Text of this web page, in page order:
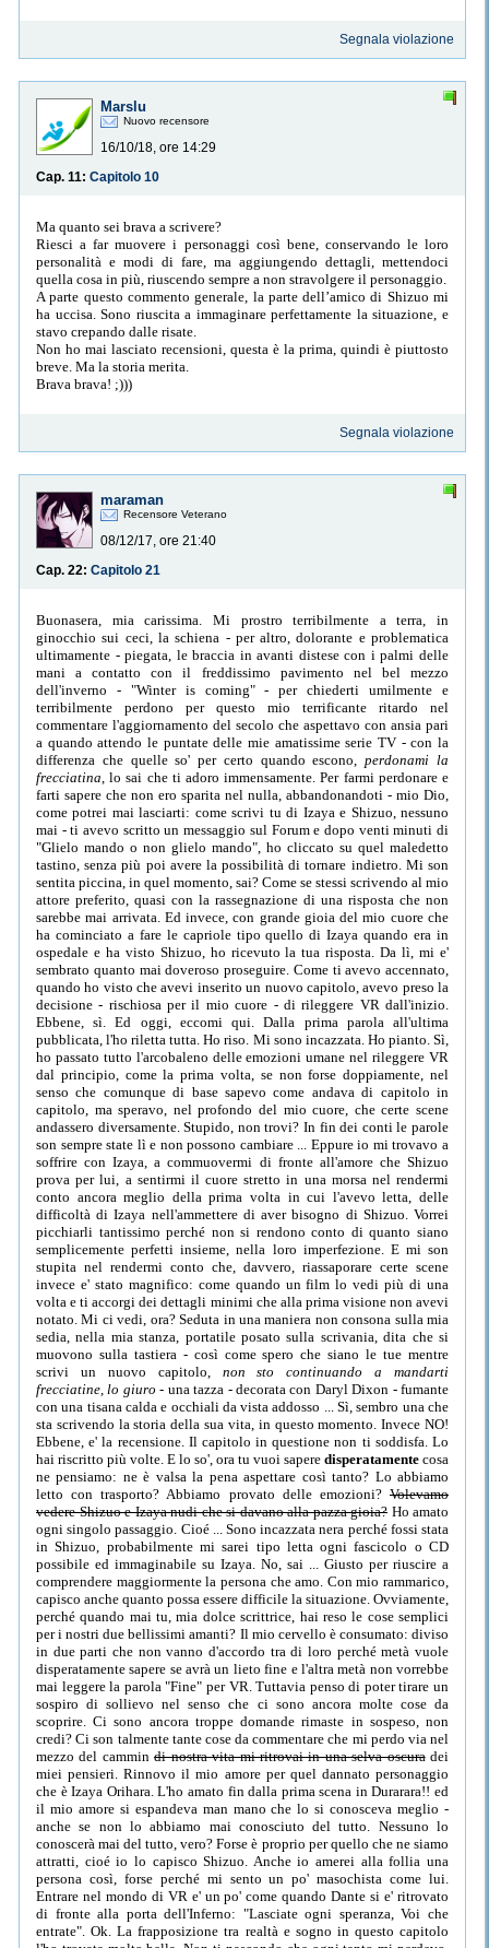
Segnala violazione
Marslu
Nuovo recensore
16/10/18, ore 14:29
Cap. 11: Capitolo 10
Ma quanto sei brava a scrivere?
Riesci a far muovere i personaggi così bene, conservando le loro
personalità e modi di fare, ma aggiungendo dettagli, mettendoci
quella cosa in più, riuscendo sempre a non stravolgere il personaggio.
A parte questo commento generale, la parte dell’amico di Shizuo mi
ha uccisa. Sono riuscita a immaginare perfettamente la situazione, e
stavo crepando dalle risate.
Non ho mai lasciato recensioni, questa è la prima, quindi è piuttosto
breve. Ma la storia merita.
Brava brava! ;)))
Segnala violazione
maraman
Recensore Veterano
08/12/17, ore 21:40
Cap. 22: Capitolo 21
Buonasera, mia carissima. Mi prostro terribilmente a terra, in
ginocchio sui ceci, la schiena - per altro, dolorante e problematica
ultimamente - piegata, le braccia in avanti distese con i palmi delle
mani a contatto con il freddissimo pavimento nel bel mezzo
dell'inverno - "Winter is coming" - per chiederti umilmente e
terribilmente perdono per questo mio terrificante ritardo nel
commentare l'aggiornamento del secolo che aspettavo con ansia pari
a quando attendo le puntate delle mie amatissime serie TV - con la
differenza che quelle so' per certo quando escono,perdonami la
frecciatina , lo sai che ti adoro immensamente. Per farmi perdonare e
farti sapere che non ero sparita nel nulla, abbandonandoti - mio Dio,
come potrei mai lasciarti: come scrivi tu di Izaya e Shizuo, nessuno
mai - ti avevo scritto un messaggio sul Forum e dopo venti minuti di
"Glielo mando o non glielo mando", ho cliccato su quel maledetto
tastino, senza più poi avere la possibilità di tornare indietro. Mi son
sentita piccina, in quel momento, sai? Come se stessi scrivendo al mio
attore preferito, quasi con la rassegnazione di una risposta che non
sarebbe mai arrivata. Ed invece, con grande gioia del mio cuore che
ha cominciato a fare le capriole tipo quello di Izaya quando era in
ospedale e ha visto Shizuo, ho ricevuto la tua risposta. Da lì, mi e'
sembrato quanto mai doveroso proseguire. Come ti avevo accennato,
quando ho visto che avevi inserito un nuovo capitolo, avevo preso la
decisione - rischiosa per il mio cuore - di rileggere VR dall'inizio.
Ebbene, sì. Ed oggi, eccomi qui. Dalla prima parola all'ultima
pubblicata, l'ho riletta tutta. Ho riso. Mi sono incazzata. Ho pianto. Sì,
ho passato tutto l'arcobaleno delle emozioni umane nel rileggere VR
dal principio, come la prima volta, se non forse doppiamente, nel
senso che comunque di base sapevo come andava di capitolo in
capitolo, ma speravo, nel profondo del mio cuore, che certe scene
andassero diversamente. Stupido, non trovi? In fin dei conti le parole
son sempre state lì e non possono cambiare ... Eppure io mi trovavo a
soffrire con Izaya, a commuovermi di fronte all'amore che Shizuo
prova per lui, a sentirmi il cuore stretto in una morsa nel rendermi
conto ancora meglio della prima volta in cui l'avevo letta, delle
difficoltà di Izaya nell'ammettere di aver bisogno di Shizuo. Vorrei
picchiarli tantissimo perché non si rendono conto di quanto siano
semplicemente perfetti insieme, nella loro imperfezione. E mi son
stupita nel rendermi conto che, davvero, riassaporare certe scene
invece e' stato magnifico: come quando un film lo vedi più di una
volta e ti accorgi dei dettagli minimi che alla prima visione non avevi
notato. Mi ci vedi, ora? Seduta in una maniera non consona sulla mia
sedia, nella mia stanza, portatile posato sulla scrivania, dita che si
muovono sulla tastiera - così come spero che siano le tue mentre
scrivi un nuovo capitolo, non sto continuando a mandarti
frecciatine, lo giuro - una tazza - decorata con Daryl Dixon - fumante
con una tisana calda e occhiali da vista addosso ... Sì, sembro una che
sta scrivendo la storia della sua vita, in questo momento. Invece NO!
Ebbene, e' la recensione. Il capitolo in questione non ti soddisfa. Lo
hai riscritto più volte. E lo so', ora tu vuoi sapere disperatamente cosa
ne pensiamo: ne è valsa la pena aspettare così tanto? Lo abbiamo
letto con trasporto? Abbiamo provato delle emozioni? Volevamo
vedere Shizuo e Izaya nudi che si davano alla pazza gioia? Ho amato
ogni singolo passaggio. Cioé ... Sono incazzata nera perché fossi stata
in Shizuo, probabilmente mi sarei tipo letta ogni fascicolo o CD
possibile ed immaginabile su Izaya. No, sai ... Giusto per riuscire a
comprendere maggiormente la persona che amo. Con mio rammarico,
capisco anche quanto possa essere difficile la situazione. Ovviamente,
perché quando mai tu, mia dolce scrittrice, hai reso le cose semplici
per i nostri due bellissimi amanti? Il mio cervello è consumato: diviso
in due parti che non vanno d'accordo tra di loro perché metà vuole
disperatamente sapere se avrà un lieto fine e l'altra metà non vorrebbe
mai leggere la parola "Fine" per VR. Tuttavia penso di poter tirare un
sospiro di sollievo nel senso che ci sono ancora molte cose da
scoprire. Ci sono ancora troppe domande rimaste in sospeso, non
credi? Ci son talmente tante cose da commentare che mi perdo via nel
mezzo del cammindi nostra vita mi ritrovai in una selva oscuradei
miei pensieri. Rinnovo il mio amore per quel dannato personaggio
che è Izaya Orihara. L'ho amato fin dalla prima scena in Durarara!! ed
il mio amore si espandeva man mano che lo si conosceva meglio -
anche se non lo abbiamo mai conosciuto del tutto. Nessuno lo
conoscerà mai del tutto, vero? Forse è proprio per quello che ne siamo
attratti, cioé io lo capisco Shizuo. Anche io amerei alla follia una
persona così, forse perché mi sento un po' masochista come lui.
Entrare nel mondo di VR e' un po' come quando Dante si e' ritrovato
di fronte alla porta dell'Inferno: "Lasciate ogni speranza, Voi che
entrate". Ok. La frapposizione tra realtà e sogno in questo capitolo